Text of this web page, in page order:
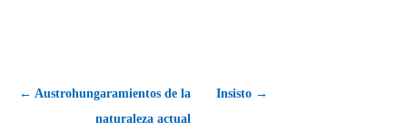
← Austrohungaramientos de la
naturaleza actual
Insisto →